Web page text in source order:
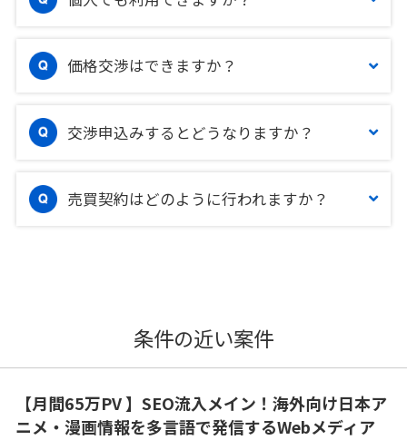
価格交渉はできますか？
交渉申込みするとどうなりますか？
売買契約はどのように行われますか？
条件の近い案件
【月間65万PV 】SEO流入メイン！海外向け日本ア
ニメ・漫画情報を多言語で発信するWebメディア